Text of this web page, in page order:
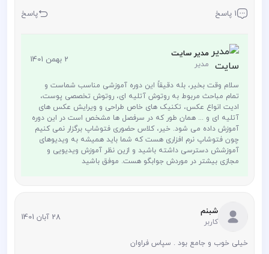
1 پاسخ پاسخ
مدیر سایت
مدیر 2 بهمن 1401
سلام وقت بخیر، بله دقیقاً این دوره آموزشی مناسب شماست و
تمام مباحث مربوط به روتوش آتلیه ای، روتوش تخصصی پوست،
ادیت انواع عکس، تکنیک های خاص طراحی و ویرایش عکس های
آتلیه ای و ... همان طور که در سرفصل ها مشخص است در این دوره
آموزش داده می شود. خیر، کلاس حضوری فتوشاپ برگزار نمی کنیم
چون فتوشاپ نرم افزاری هست که شما باید همیشه به ویدیوهای
آموزشش دسترسی داشته باشید و ازین نظر آموزش ویدیویی و
مجازی بیشتر در موردش جوابگو هست. موفق باشید
شبنم
کاربر 28 آبان 1401
خیلی خوب و جامع بود . سپاس فراوان